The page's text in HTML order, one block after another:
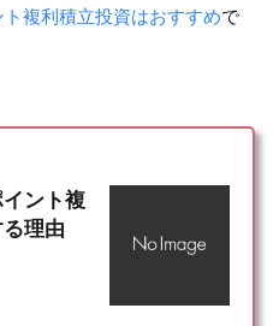
複利積立投資はおすすめで
ント複
理由